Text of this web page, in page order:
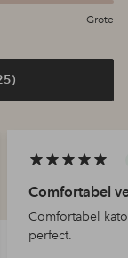
Grote
Comfortabel
Comfortabel
perfect.